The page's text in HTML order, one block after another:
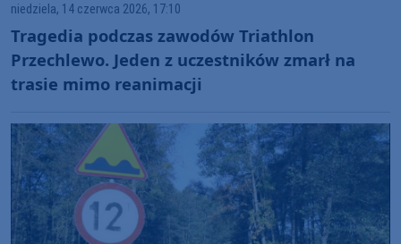
niedziela, 14 czerwca 2026, 17:10
Tragedia podczas zawodów Triathlon
Przechlewo. Jeden z uczestników zmarł na
trasie mimo reanimacji